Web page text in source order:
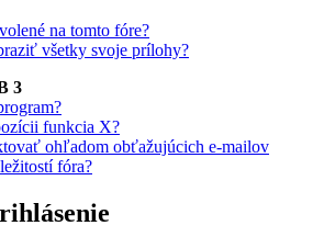
na tomto fóre?
všetky svoje prílohy?
3
funkcia X?
ohľadom obťažujúcich e-mailov
fóra?